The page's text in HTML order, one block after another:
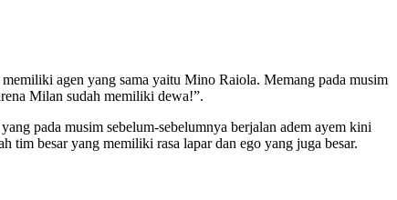
agen yang sama yaitu Mino Raiola. Memang pada musim
Milan sudah memiliki dewa!”.
pada musim sebelum-sebelumnya berjalan adem ayem kini
tim besar yang memiliki rasa lapar dan ego yang juga besar.